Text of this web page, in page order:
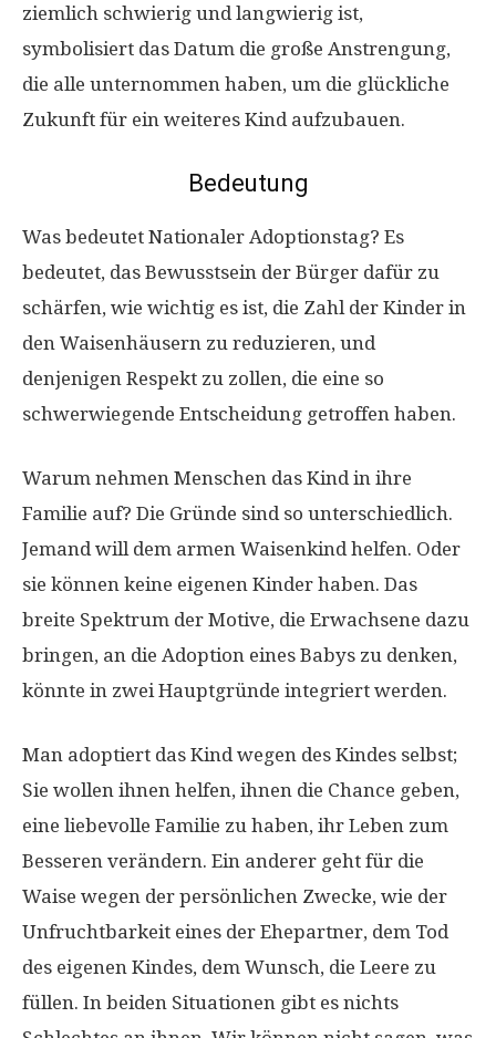
ziemlich schwierig und langwierig ist,
symbolisiert das Datum die große Anstrengung,
die alle unternommen haben, um die glückliche
Zukunft für ein weiteres Kind aufzubauen.
Bedeutung
Was bedeutet Nationaler Adoptionstag? Es
bedeutet, das Bewusstsein der Bürger dafür zu
schärfen, wie wichtig es ist, die Zahl der Kinder in
den Waisenhäusern zu reduzieren, und
denjenigen Respekt zu zollen, die eine so
schwerwiegende Entscheidung getroffen haben.
Warum nehmen Menschen das Kind in ihre
Familie auf? Die Gründe sind so unterschiedlich.
Jemand will dem armen Waisenkind helfen. Oder
sie können keine eigenen Kinder haben. Das
breite Spektrum der Motive, die Erwachsene dazu
bringen, an die Adoption eines Babys zu denken,
könnte in zwei Hauptgründe integriert werden.
Man adoptiert das Kind wegen des Kindes selbst;
Sie wollen ihnen helfen, ihnen die Chance geben,
eine liebevolle Familie zu haben, ihr Leben zum
Besseren verändern. Ein anderer geht für die
Waise wegen der persönlichen Zwecke, wie der
Unfruchtbarkeit eines der Ehepartner, dem Tod
des eigenen Kindes, dem Wunsch, die Leere zu
füllen. In beiden Situationen gibt es nichts